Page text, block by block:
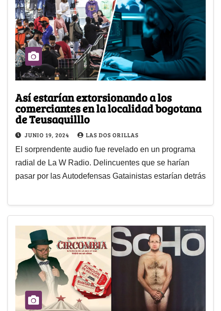
Así estarían extorsionando a los
comerciantes en la localidad bogotana
de Teusaquilllo
JUNIO 19, 2024 LAS DOS ORILLAS
El sorprendente audio fue revelado en un programa
radial de La W Radio. Delincuentes que se harían
pasar por las Autodefensas Gatainistas estarían detrás